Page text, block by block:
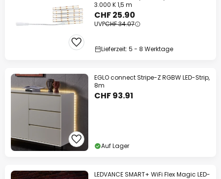
3.000 K 1,5 m
CHF 25.90
UVPCHF 34.07
Lieferzeit: 5 - 8 Werktage
EGLO connect Stripe-Z RGBW LED-Strip,
8m
CHF 93.91
Auf Lager
LEDVANCE SMART+ WiFi Flex Magic LED-